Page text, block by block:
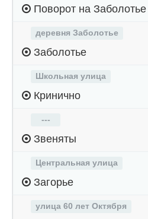
Поворот на Заболотье
деревня Заболотье
Заболотье
Школьная улица
Кринично
---
Звеняты
Центральная улица
Загорье
улица 60 лет Октября